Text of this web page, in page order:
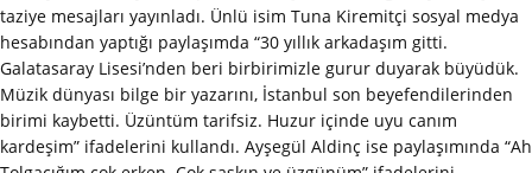
taziye mesajları yayınladı. Ünlü isim Tuna Kiremitçi sosyal medya
hesabından yaptığı paylaşımda “30 yıllık arkadaşım gitti.
Galatasaray Lisesi’nden beri birbirimizle gurur duyarak büyüdük.
Müzik dünyası bilge bir yazarını, İstanbul son beyefendilerinden
birimi kaybetti. Üzüntüm tarifsiz. Huzur içinde uyu canım
kardeşim” ifadelerini kullandı. Ayşegül Aldinç ise paylaşımında “Ah